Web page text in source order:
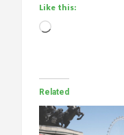
Like this:
Loading…
Related